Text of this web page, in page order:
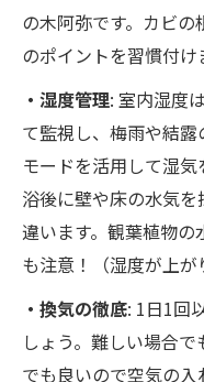
の木阿弥です。カビ
のポイントを習慣付け
・湿度管理: 室内湿度
て監視し、梅雨や結
モードを活用して湿
浴後に壁や床の水気
違います。観葉植物
も注意！（湿度が上が
・換気の徹底: 1日1回
しょう。難しい場合
でも良いので空気の